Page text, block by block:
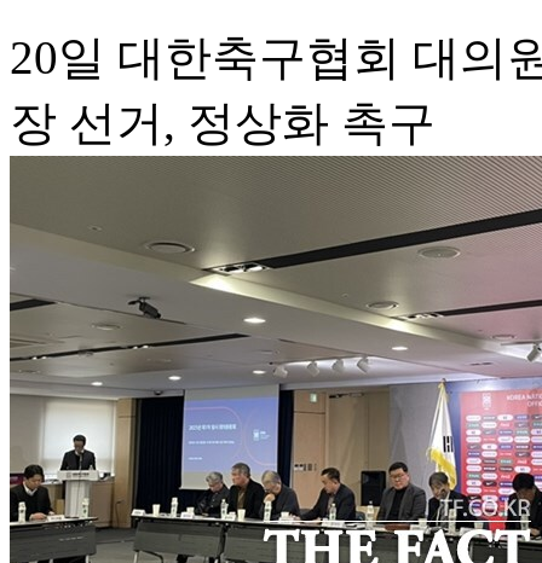
20일 대한축구협회 대의
장 선거, 정상화 촉구